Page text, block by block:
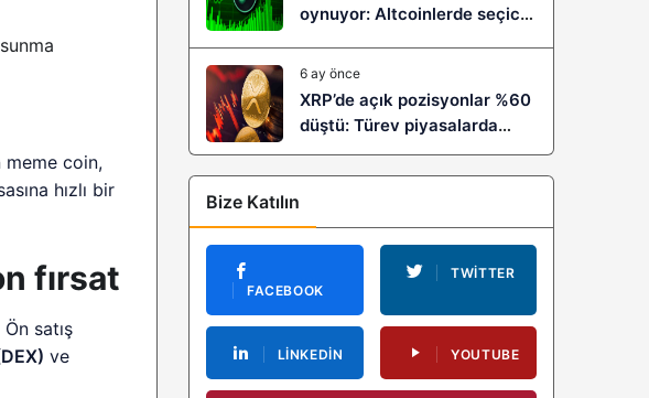
meme coin,
hızlı bir
fırsat
satış
ve
oynuyor: Altcoinlerde seçici
6 ay önce
XRP’de açık pozisyonlar %60
düştü: Türev piyasalarda
kaldıraç temizliği yeni bir
trendin habercisi mi?
Bize Katılın
FACEBOOK
TWITTER
LINKEDIN YOUTUBE